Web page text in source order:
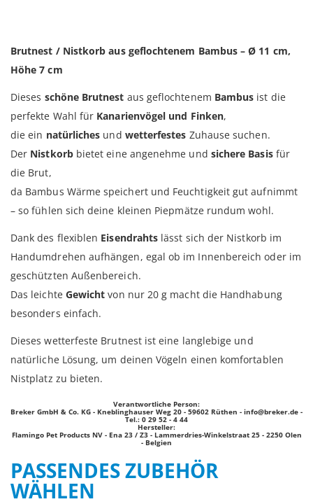
Brutnest / Nistkorb aus geflochtenem Bambus – Ø 11 cm,
Höhe 7 cm
Dieses schöne Brutnest aus geflochtenem Bambus ist die
perfekte Wahl für Kanarienvögel und Finken,
die ein natürliches und wetterfestes Zuhause suchen.
Der Nistkorbbietet eine angenehme und sichere Basisfür
die Brut,
da Bambus Wärme speichert und Feuchtigkeit gut aufnimmt
– so fühlen sich deine kleinen Piepmätze rundum wohl.
Dank des flexiblen Eisendrahts lässt sich der Nistkorb im
Handumdrehen aufhängen, egal ob im Innenbereich oder im
geschützten Außenbereich.
Das leichte Gewicht von nur 20 g macht die Handhabung
besonders einfach.
Dieses wetterfeste Brutnest ist eine langlebige und
natürliche Lösung, um deinen Vögeln einen komfortablen
Nistplatz zu bieten.
Verantwortliche Person:
Breker GmbH & Co. KG - Kneblinghauser Weg 20 - 59602 Rüthen - info@breker.de -
Tel.: 0 29 52 - 4 44
Hersteller:
Flamingo Pet Products NV - Ena 23 / Z3 - Lammerdries-Winkelstraat 25 - 2250 Olen
- Belgien
PASSENDES ZUBEHÖR
WÄHLEN